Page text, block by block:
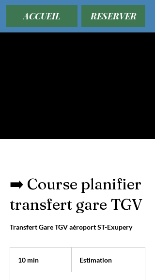
ACCUEIL RESERVER
➡️ Course planifier
transfert gare TGV
Transfert Gare TGV aéroport ST-Exupery
10 min Estimation